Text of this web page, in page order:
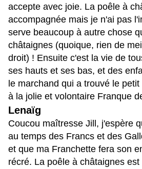
accepte avec joie. La poêle à
accompagnée mais je n'ai pas
serve beaucoup à autre chose
châtaignes (quoique, rien de
droit) ! Ensuite c'est la vie de
ses hauts et ses bas, et des
le marchand qui a trouvé le
à la jolie et volontaire Franque
Lenaïg
Coucou maîtresse Jill, j'espère
au temps des Francs et des
et que ma Franchette fera son
récré. La poêle à châtaignes est